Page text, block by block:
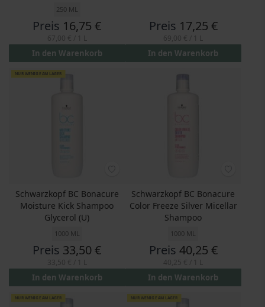
250 ML
Preis 16,75 €
In den Warenkorb
Preis 17,25 €
In den Warenkorb
NUR WENIGE AM LAGER
Schwarzkopf BC Bonacure
Moisture Kick Shampoo
Glycerol (U)
1000 ML
Preis 33,50 €
In den Warenkorb
Schwarzkopf BC Bonacure
Color Freeze Silver Micellar
Shampoo
1000 ML
Preis 40,25 €
In den Warenkorb
NUR WENIGE AM LAGER NUR WENIGE AM LAGER